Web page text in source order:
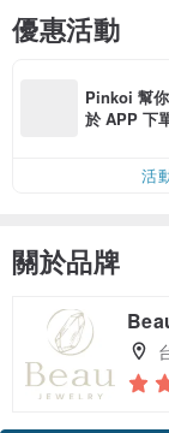
優惠活動
Pinkoi 幫
於 APP 下
活
關於品牌